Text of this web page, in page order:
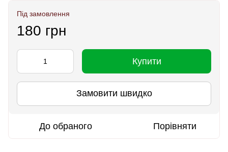
Під замовлення
180 грн
Купити
Замовити швидко
До обраного Порівняти